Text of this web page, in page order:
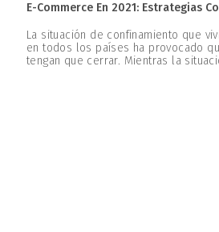
E-Commerce En 2021: Estrategias
La situación de confinamiento que
en todos los países ha provocado
tengan que cerrar. Mientras la